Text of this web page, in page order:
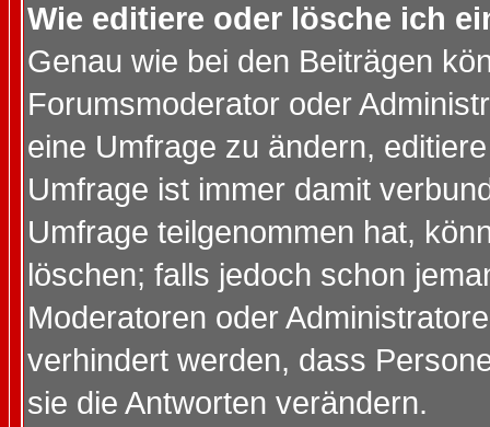
Wie editiere oder lösche ich
Genau wie bei den Beiträgen
Forumsmoderator oder
eine Umfrage zu ändern,
Umfrage ist immer damit
Umfrage teilgenommen hat,
löschen; falls jedoch schon
Moderatoren oder
verhindert werden, dass
sie die Antworten verändern.